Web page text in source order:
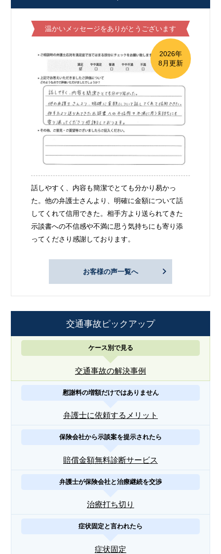
温かいメッセージをありがとうございます
2026年
8月更新
話しやすく、内容も簡潔でとても分かり易かっ
た。他の弁護士さんより、明確に金額について話
してくれて信用できた。相手方より送られてきた
示談書への不信感や不満に思う気持ちにも寄り添
ってくださり感謝しております。
お客様の声一覧へ
交通事故ピックアップ
ケース別で見る
交通事故の解決事例
慰謝料の増額だけではありません
弁護士に依頼するメリット
保険会社から示談案を提示されたら
賠償金額無料診断サービス
弁護士が保険会社と治療継続を交渉
治療打ち切り
症状固定と言われたら
症状固定